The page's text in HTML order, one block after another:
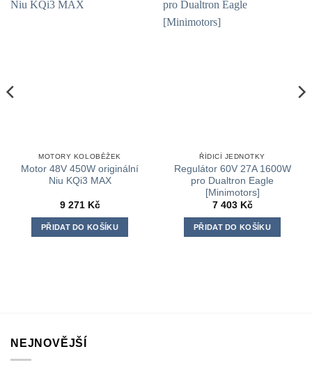
MOTORY KOLOBĚŽEK
Motor 48V 450W originální
Niu KQi3 MAX
9 271 Kč
PŘIDAT DO KOŠÍKU
ŘÍDICÍ JEDNOTKY
Regulátor 60V 27A 1600W
pro Dualtron Eagle
[Minimotors]
7 403 Kč
PŘIDAT DO KOŠÍKU
NEJNOVĚJŠÍ